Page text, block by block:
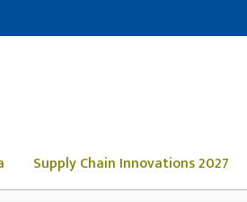
Supply Chain Innovations 2027